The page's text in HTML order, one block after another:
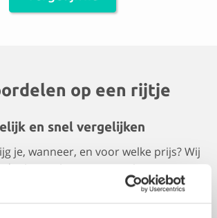
op een rijtje
en snel vergelijken
je, wanneer, en voor welke prijs? Wij
dat je precies weet waar je aan toe
gemiddeld 30% op